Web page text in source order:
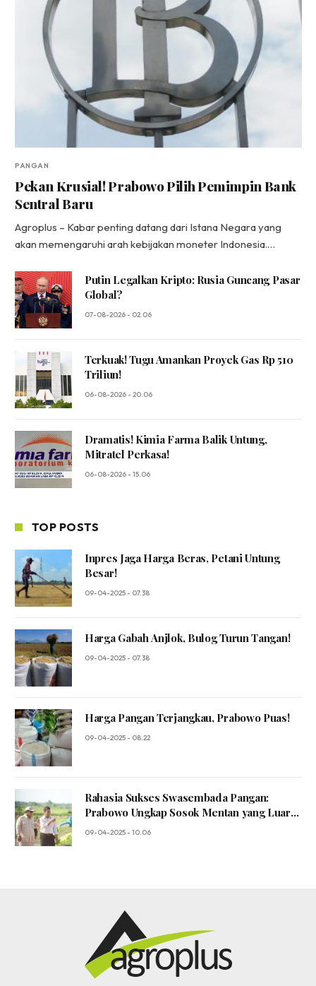
PANGAN
Pekan Krusial! Prabowo Pilih Pemimpin Bank
Sentral Baru
Agroplus – Kabar penting datang dari Istana Negara yang
akan memengaruhi arah kebijakan moneter Indonesia.…
Putin Legalkan Kripto: Rusia Guncang Pasar
Global?
07-08-2026 - 02.06
Terkuak! Tugu Amankan Proyek Gas Rp 510
Triliun!
06-08-2026 - 20.06
Dramatis! Kimia Farma Balik Untung,
Mitratel Perkasa!
06-08-2026 - 15.06
TOP POSTS
Inpres Jaga Harga Beras, Petani Untung
Besar!
09-04-2025 - 07.38
Harga Gabah Anjlok, Bulog Turun Tangan!
09-04-2025 - 07.38
Harga Pangan Terjangkau, Prabowo Puas!
09-04-2025 - 08.22
Rahasia Sukses Swasembada Pangan:
Prabowo Ungkap Sosok Mentan yang Luar
Biasa!
09-04-2025 - 10.06